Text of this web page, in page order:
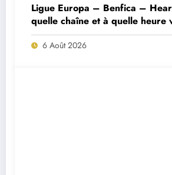
Ligue Europa – Benfica –
quelle chaîne et à quelle heure
match ?
6 Août 2026